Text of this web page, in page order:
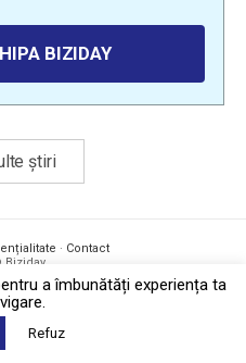
BIZIDAY
știri
· Contact
Biziday
a îmbunătăți experiența ta
Refuz